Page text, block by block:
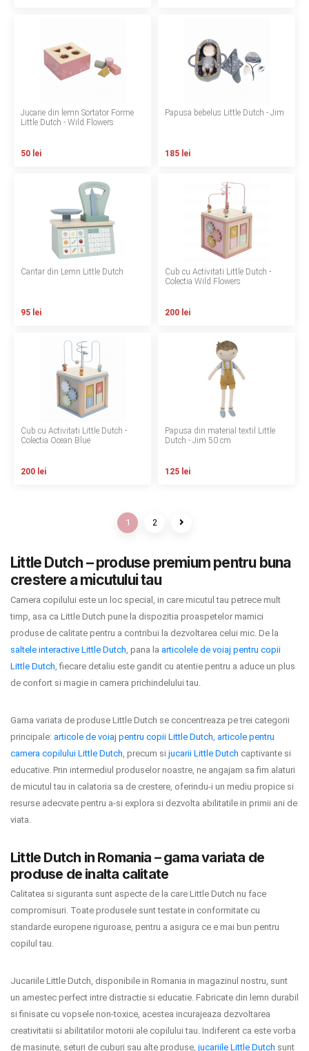
ANPC
SOL
Copyright 2026 BabyMatters
Jucarie din lemn Sortator Forme
Little Dutch - Wild Flowers
50 lei
Papusa bebelus Little Dutch - Jim
185 lei
Cantar din Lemn Little Dutch
95 lei
Cub cu Activitati Little Dutch -
Colectia Wild Flowers
200 lei
Cub cu Activitati Little Dutch -
Colectia Ocean Blue
200 lei
Papusa din material textil Little
Dutch - Jim 50 cm
125 lei
1 2
Little Dutch – produse premium pentru buna
crestere a micutului tau
Camera copilului este un loc special, in care micutul tau petrece mult
timp, asa ca Little Dutch pune la dispozitia proaspetelor mamici
produse de calitate pentru a contribui la dezvoltarea celui mic. De la
saltele interactive Little Dutch, pana la articolele de voiaj pentru copii
Little Dutch, fiecare detaliu este gandit cu atentie pentru a aduce un plus
de confort si magie in camera prichindelului tau.
Gama variata de produse Little Dutch se concentreaza pe trei categorii
principale: articole de voiaj pentru copii Little Dutch, articole pentru
camera copilului Little Dutch, precum si jucarii Little Dutch captivante si
educative. Prin intermediul produselor noastre, ne angajam sa fim alaturi
de micutul tau in calatoria sa de crestere, oferindu-i un mediu propice si
resurse adecvate pentru a-si explora si dezvolta abilitatile in primii ani de
viata.
Little Dutch in Romania – gama variata de
produse de inalta calitate
Calitatea si siguranta sunt aspecte de la care Little Dutch nu face
compromisuri. Toate produsele sunt testate in conformitate cu
standarde europene riguroase, pentru a asigura ce e mai bun pentru
copilul tau.
Jucariile Little Dutch, disponibile in Romania in magazinul nostru, sunt
un amestec perfect intre distractie si educatie. Fabricate din lemn durabil
si finisate cu vopsele non-toxice, acestea incurajeaza dezvoltarea
creativitatii si abilitatilor motorii ale copilului tau. Indiferent ca este vorba
de masinute, seturi de cuburi sau alte produse, jucariile Little Dutch sunt